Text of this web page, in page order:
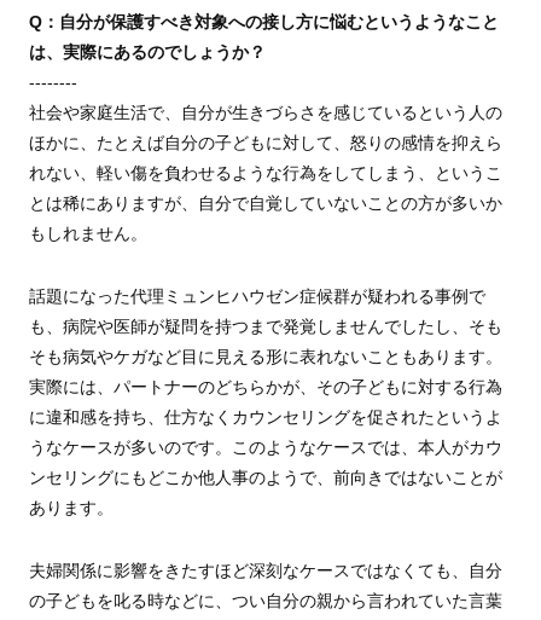
Q：自分が保護すべき対象への接し方に悩むというようなこと
は、実際にあるのでしょうか？
--------
社会や家庭生活で、自分が生きづらさを感じているという人の
ほかに、たとえば自分の子どもに対して、怒りの感情を抑えら
れない、軽い傷を負わせるような行為をしてしまう、というこ
とは稀にありますが、自分で自覚していないことの方が多いか
もしれません。
話題になった代理ミュンヒハウゼン症候群が疑われる事例で
も、病院や医師が疑問を持つまで発覚しませんでしたし、そも
そも病気やケガなど目に見える形に表れないこともあります。
実際には、パートナーのどちらかが、その子どもに対する行為
に違和感を持ち、仕方なくカウンセリングを促されたというよ
うなケースが多いのです。このようなケースでは、本人がカウ
ンセリングにもどこか他人事のようで、前向きではないことが
あります。
夫婦関係に影響をきたすほど深刻なケースではなくても、自分
の子どもを叱る時などに、つい自分の親から言われていた言葉